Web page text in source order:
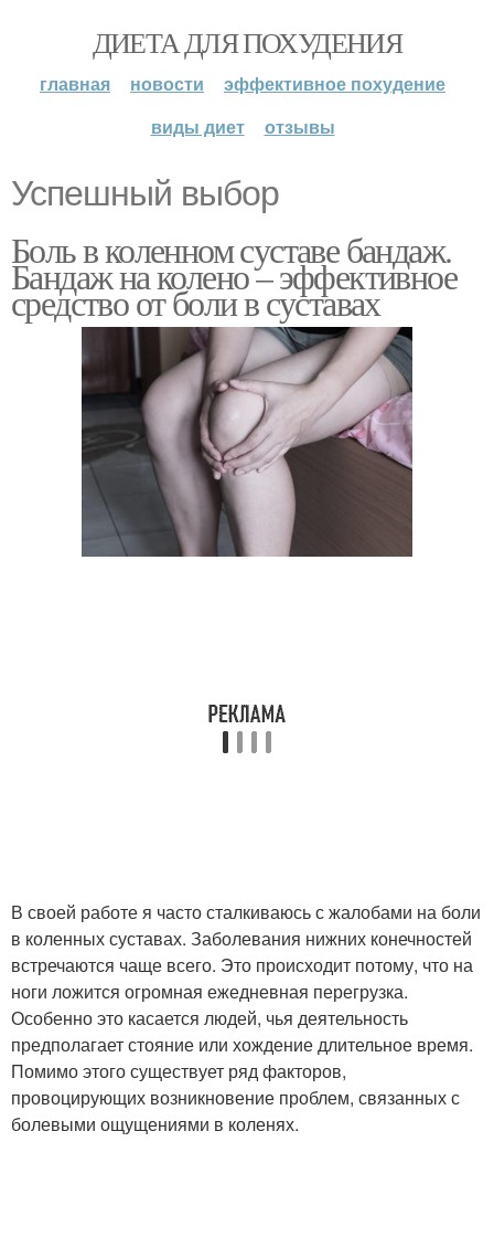
ДИЕТА ДЛЯ ПОХУДЕНИЯ
главная новости
эффективное похудение
виды диет
отзывы
Успешный выбор
Боль в коленном суставе бандаж.
Бандаж на колено – эффективное
средство от боли в суставах
В своей работе я часто сталкиваюсь с жалобами на боли
в коленных суставах. Заболевания нижних конечностей
встречаются чаще всего. Это происходит потому, что на
ноги ложится огромная ежедневная перегрузка.
Особенно это касается людей, чья деятельность
предполагает стояние или хождение длительное время.
Помимо этого существует ряд факторов,
провоцирующих возникновение проблем, связанных с
болевыми ощущениями в коленях.